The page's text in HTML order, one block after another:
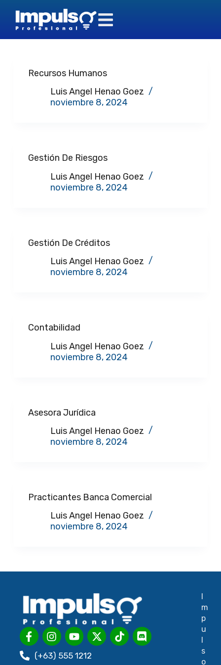
EmpresaBange
Recursos Humanos
Luis Angel Henao Goez
noviembre 8, 2024
Gestión De Riesgos
Luis Angel Henao Goez
noviembre 8, 2024
Gestión De Créditos
Luis Angel Henao Goez
noviembre 8, 2024
Contabilidad
Luis Angel Henao Goez
noviembre 8, 2024
Asesora Jurídica
Luis Angel Henao Goez
noviembre 8, 2024
Practicantes Banca Comercial
Luis Angel Henao Goez
noviembre 8, 2024
(+63) 555 1212
m
p
u
s
o